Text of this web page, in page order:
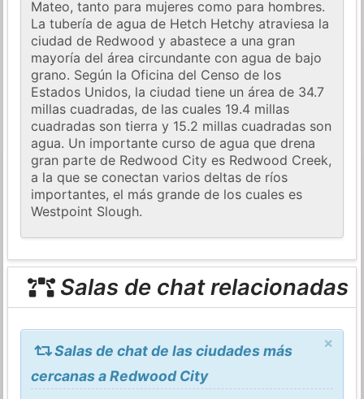
Mateo, tanto para mujeres como para hombres.
La tubería de agua de Hetch Hetchy atraviesa la
ciudad de Redwood y abastece a una gran
mayoría del área circundante con agua de bajo
grano. Según la Oficina del Censo de los
Estados Unidos, la ciudad tiene un área de 34.7
millas cuadradas, de las cuales 19.4 millas
cuadradas son tierra y 15.2 millas cuadradas son
agua. Un importante curso de agua que drena
gran parte de Redwood City es Redwood Creek,
a la que se conectan varios deltas de ríos
importantes, el más grande de los cuales es
Westpoint Slough.
Salas de chat relacionadas
×
Salas de chat de las ciudades más
cercanas a Redwood City